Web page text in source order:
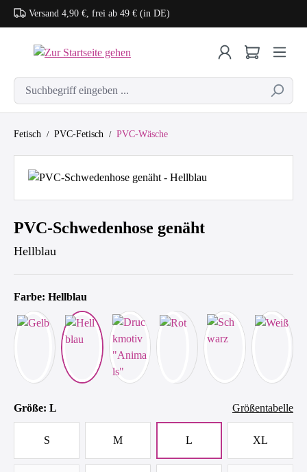
Zum Hauptinhalt springen
Versand 4,90 €, frei ab 49 € (in DE)
Fetisch PVC-Fetisch PVC-Wäsche
PVC-Schwedenhose genäht
Hellblau
Farbe: Hellblau
Größeauswählen
: L Größentabelle
S M L XL